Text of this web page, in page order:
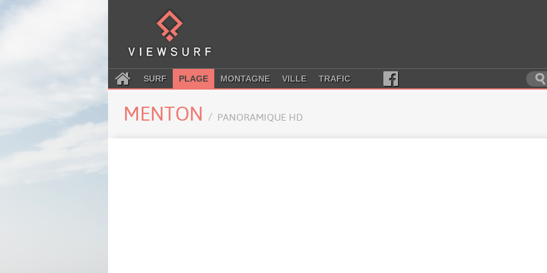
SURF PLAGE MONTAGNE VILLE TRAFIC
MENTON PANORAMIQUE HD